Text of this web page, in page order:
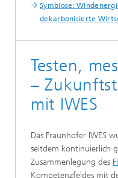
Symbiose:
dekarbonisierte
Testen,
–
mit IWES
Das Fraunhofer IWES
seitdem kontinuierlich
Zusammenlegung des
Kompetenzfeldes mit